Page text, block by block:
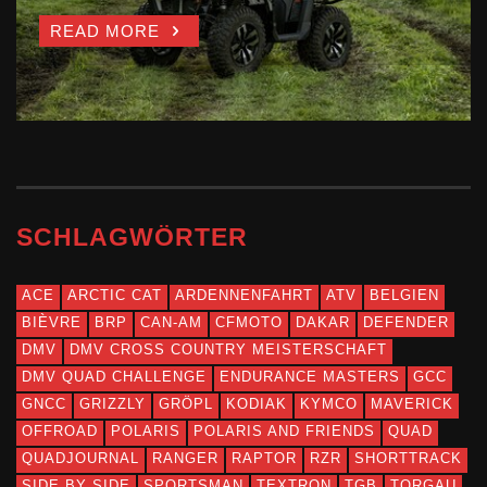
GENERALIMPORTEU
R FÜR CFMOTO-
MOTORRÄDER
READ MORE
READ MORE
START
READ MORE
SCHLAGWÖRTER
ACE ARCTIC CAT ARDENNENFAHRT ATV
BELGIEN
BIÈVRE
BRP CAN-AM CFMOTO DAKAR
DEFENDER
DMV
DMV CROSS COUNTRY MEISTERSCHAFT
DMV QUAD CHALLENGE
ENDURANCE MASTERS
GCC
GNCC
GRIZZLY GRÖPL KODIAK KYMCO
MAVERICK
OFFROAD
POLARIS POLARIS AND FRIENDS
QUAD
QUADJOURNAL
RANGER RAPTOR RZR
SHORTTRACK